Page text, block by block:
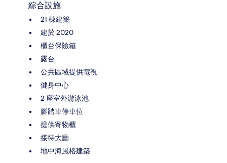
綜合設施
21 棟建築
建於 2020
櫃台保險箱
露台
公共區域提供電視
健身中心
2 座室外游泳池
腳踏車停車位
提供寄物櫃
接待大廳
地中海風格建築